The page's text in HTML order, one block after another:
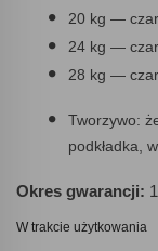
20 kg —
24 kg —
28 kg —
Tworzywo:
podkładka,
Okres gwarancji:
W trakcie użytkowania